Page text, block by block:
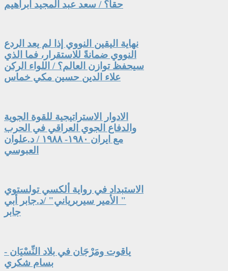
حقاً؟ / سعد عبد المجيد ابراهيم
نهاية اليقين النووي إذا لم يعد الردع
النووي ضمانةً للاستقرار، فما الذي
سيحفظ توازن العالم؟ / اللواء الركن
علاء الدين حسين مكي خماس
الادوار الاستراتيجية للقوة الجوية
والدفاع الجوي العراقي في الحرب
مع ايران ١٩٨٠- ١٩٨٨ / د.علوان
العبوسي
الاستبداد في رواية ألكسي تولستوي
" الأمير سيربرياني" /د.جابر أبي
جابر
ياقوت ومَرْجَان في بلاد النِّسْيَان -
بسام شكري